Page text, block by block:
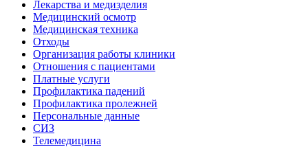
Лекарства и медизделия
Медицинский осмотр
Медицинская техника
Отходы
Организация работы клиники
Отношения с пациентами
Платные услуги
Профилактика падений
Профилактика пролежней
Персональные данные
СИЗ
Телемедицина